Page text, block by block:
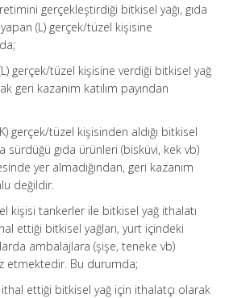
gerçekleştirdiği bitkisel yağı, gıda
(L) gerçek/tüzel kişisine
gerçek/tüzel kişisine verdiği bitkisel yağ
geri kazanım katılım payından
gerçek/tüzel kişisinden aldığı bitkisel
sürdüğü gıda ürünleri (bisküvi, kek vb)
yer almadığından, geri kazanım
değildir.
kişisi tankerler ile bitkisel yağ ithalatı
ettiği bitkisel yağları, yurt içindeki
ambalajlara (şişe, teneke vb)
etmektedir. Bu durumda;
ettiği bitkisel yağ için ithalatçı olarak